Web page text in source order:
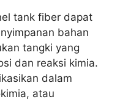
tank fiber dapat
bahan
tangki yang
dan reaksi kimia.
dalam
atau